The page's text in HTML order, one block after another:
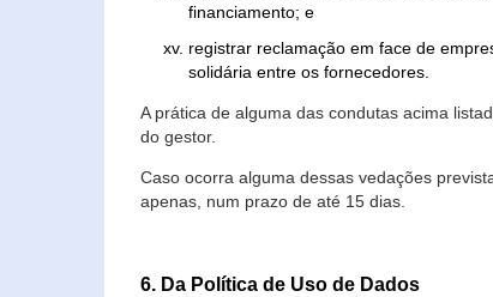
financiamento; e
registrar reclamação em face de
solidária entre os fornecedores.
A prática de alguma das condutas acima
do gestor.
Caso ocorra alguma dessas vedações
apenas, num prazo de até 15 dias.
6. Da Política de Uso de Dados